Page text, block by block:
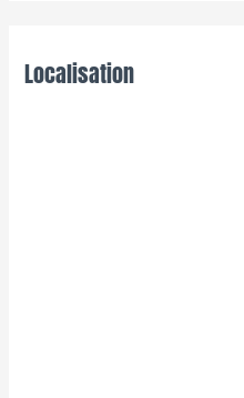
Localisation